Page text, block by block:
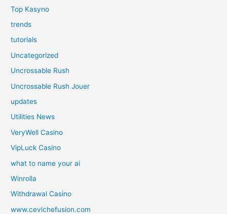
Top Kasyno
trends
tutorials
Uncategorized
Uncrossable Rush
Uncrossable Rush Jouer
updates
Utilities News
VeryWell Casino
VipLuck Casino
what to name your ai
Winrolla
Withdrawal Casino
www.cevichefusion.com